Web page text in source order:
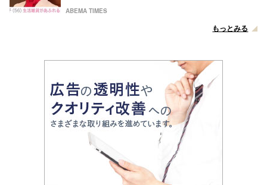
ABEMA TIMES
もっとみる